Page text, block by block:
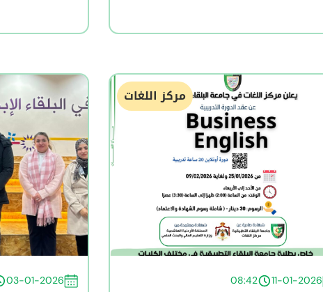
مركز اللغات
11-01-2026
08:42
03-01-2026